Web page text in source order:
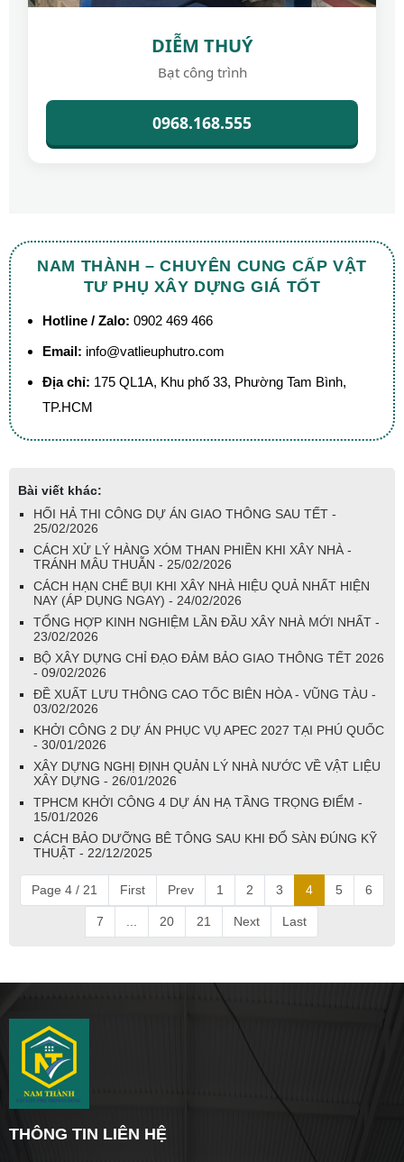
DIỄM THUÝ
Bạt công trình
0968.168.555
NAM THÀNH – CHUYÊN CUNG CẤP VẬT
TƯ PHỤ XÂY DỰNG GIÁ TỐT
Hotline / Zalo: 0902 469 466
Email: info@vatlieuphutro.com
Địa chỉ: 175 QL1A, Khu phố 33, Phường Tam Bình,
TP.HCM
Bài viết khác:
HỐI HẢ THI CÔNG DỰ ÁN GIAO THÔNG SAU TẾT -
25/02/2026
CÁCH XỬ LÝ HÀNG XÓM THAN PHIỀN KHI XÂY NHÀ -
TRÁNH MÂU THUẪN - 25/02/2026
CÁCH HẠN CHẾ BỤI KHI XÂY NHÀ HIỆU QUẢ NHẤT HIỆN
NAY (ÁP DỤNG NGAY) - 24/02/2026
TỔNG HỢP KINH NGHIỆM LẦN ĐẦU XÂY NHÀ MỚI NHẤT -
23/02/2026
BỘ XÂY DỰNG CHỈ ĐẠO ĐẢM BẢO GIAO THÔNG TẾT 2026
- 09/02/2026
ĐỀ XUẤT LƯU THÔNG CAO TỐC BIÊN HÒA - VŨNG TÀU -
03/02/2026
KHỞI CÔNG 2 DỰ ÁN PHỤC VỤ APEC 2027 TẠI PHÚ QUỐC
- 30/01/2026
XÂY DỰNG NGHỊ ĐỊNH QUẢN LÝ NHÀ NƯỚC VỀ VẬT LIỆU
XÂY DỰNG - 26/01/2026
TPHCM KHỞI CÔNG 4 DỰ ÁN HẠ TẦNG TRỌNG ĐIỂM -
15/01/2026
CÁCH BẢO DƯỠNG BÊ TÔNG SAU KHI ĐỔ SÀN ĐÚNG KỸ
THUẬT - 22/12/2025
Page 4 / 21 First Prev 1 2 3 4 5 6
7 20 21 Next Last
THÔNG TIN LIÊN HỆ